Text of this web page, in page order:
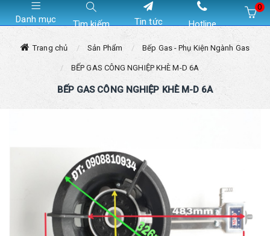
Danh mục Tìm kiếm Tin tức Hotline
0
Trang chủ Sản Phẩm Bếp Gas - Phụ Kiện Ngành Gas
BẾP GAS CÔNG NGHIỆP KHÈ M-D 6A
BẾP GAS CÔNG NGHIỆP KHÈ M-D 6A